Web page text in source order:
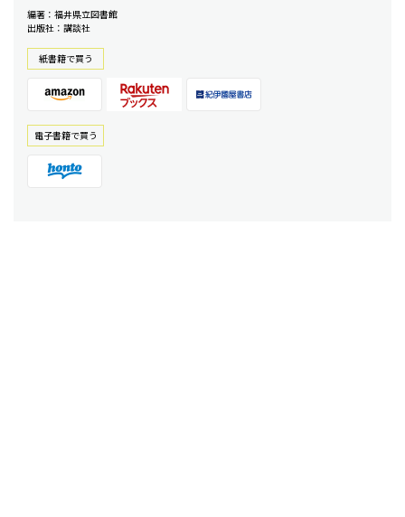
編著：福井県立図書館
出版社：講談社
紙書籍で買う
電⼦書籍で買う